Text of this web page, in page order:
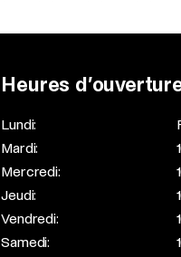
Heures
Lundi:
Mardi:
Mercredi:
Jeudi:
Vendredi:
Samedi: